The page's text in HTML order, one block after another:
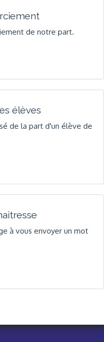
de notre part.
élèves
de la part d'un élève de
à vous envoyer un mot